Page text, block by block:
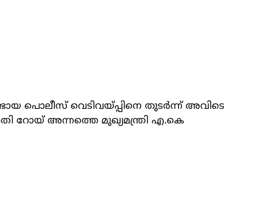
പൊലീസ് വെടിവയ്പ്പിനെ തുടർന്ന് അവിടെ
റോയ് അന്നത്തെ മുഖ്യമന്ത്രി എ.കെ